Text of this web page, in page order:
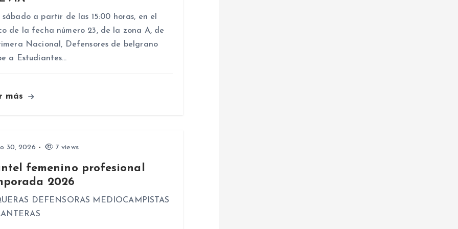
sábado a partir de las 15:00 horas, en el
de la fecha número 23, de la zona A, de
Nacional, Defensores de belgrano
a Estudiantes…
más
30, 2026 7 views
femenino profesional
2026
DEFENSORAS MEDIOCAMPISTAS